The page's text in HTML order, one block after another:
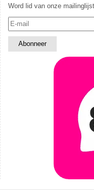
Word lid van onze